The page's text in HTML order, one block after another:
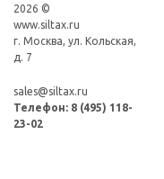
2026 ©
www.siltax.ru
г. Москва, ул. Кольская,
д. 7
sales@siltax.ru
Телефон: 8 (495) 118-
23-02